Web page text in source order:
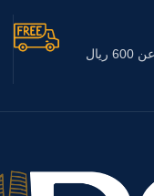
لكل طلبية تزيد قيمتها عن 600 ريال